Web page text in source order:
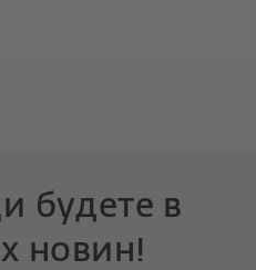
будете в
новин!